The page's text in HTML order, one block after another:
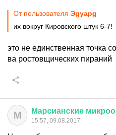
От пользователя Эgуарg
их вокруг Кировского штук 6-7!
это не единственная точка
ва ростовщических пираний
М Марсианские
15:57, 09.08.2017